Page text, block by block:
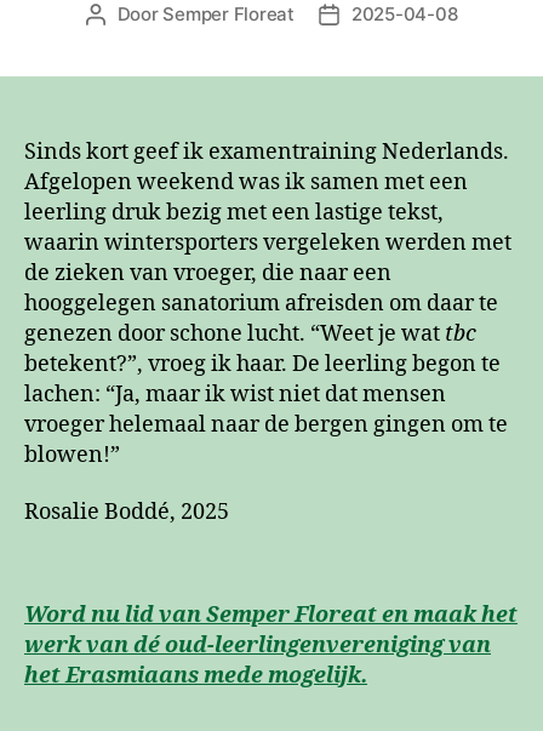
Berichtauteur
Door Semper Floreat Berichtdatum
2025-04-08
Sinds kort geef ik examentraining Nederlands.
Afgelopen weekend was ik samen met een
leerling druk bezig met een lastige tekst,
waarin wintersporters vergeleken werden met
de zieken van vroeger, die naar een
hooggelegen sanatorium afreisden om daar te
genezen door schone lucht. “Weet je wat tbc
betekent?”, vroeg ik haar. De leerling begon te
lachen: “Ja, maar ik wist niet dat mensen
vroeger helemaal naar de bergen gingen om te
blowen!”
Rosalie Boddé, 2025
Word nu lid van Semper Floreat en maak het
werk van dé oud-leerlingenvereniging van
het Erasmiaans mede mogelijk.